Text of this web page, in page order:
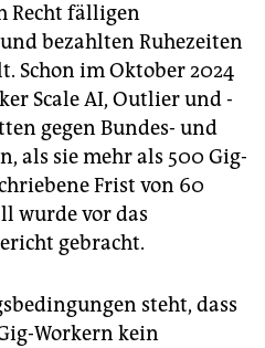
Recht fälligen
bezahlten Ruhezeiten
Schon im Oktober 2024
Scale AI, Outlier und
gegen Bundes- und
als sie mehr als 500 Gig-
Frist von 60
wurde vor das
gebracht.
steht, dass
Workern kein